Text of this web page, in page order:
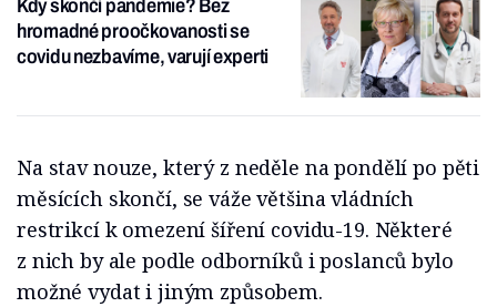
Kdy skončí pandemie? Bez
hromadné proočkovanosti se
covidu nezbavíme, varují experti
Na stav nouze, který z neděle na pondělí po pěti
měsících skončí, se váže většina vládních
restrikcí k omezení šíření covidu-19. Některé
z nich by ale podle odborníků i poslanců bylo
možné vydat i jiným způsobem.